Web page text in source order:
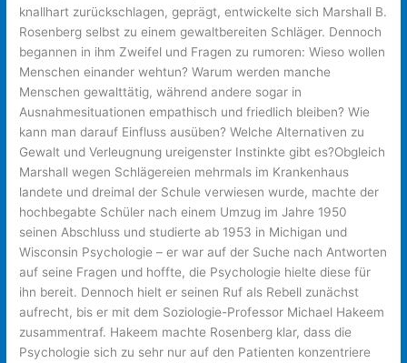
knallhart zurückschlagen, geprägt, entwickelte sich Marshall B.
Rosenberg selbst zu einem gewaltbereiten Schläger. Dennoch
begannen in ihm Zweifel und Fragen zu rumoren: Wieso wollen
Menschen einander wehtun? Warum werden manche
Menschen gewalttätig, während andere sogar in
Ausnahmesituationen empathisch und friedlich bleiben? Wie
kann man darauf Einfluss ausüben? Welche Alternativen zu
Gewalt und Verleugnung ureigenster Instinkte gibt es?Obgleich
Marshall wegen Schlägereien mehrmals im Krankenhaus
landete und dreimal der Schule verwiesen wurde, machte der
hochbegabte Schüler nach einem Umzug im Jahre 1950
seinen Abschluss und studierte ab 1953 in Michigan und
Wisconsin Psychologie – er war auf der Suche nach Antworten
auf seine Fragen und hoffte, die Psychologie hielte diese für
ihn bereit. Dennoch hielt er seinen Ruf als Rebell zunächst
aufrecht, bis er mit dem Soziologie-Professor Michael Hakeem
zusammentraf. Hakeem machte Rosenberg klar, dass die
Psychologie sich zu sehr nur auf den Patienten konzentriere